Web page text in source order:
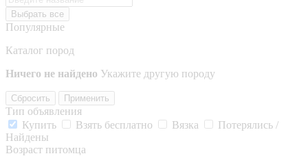
Выбрать все
Популярные
Каталог пород
Ничего не найдено Укажите другую породу
Сбросить Применить
Тип объявления
Купить
Взять бесплатно Вязка
Потерялись /
Найдены
Возраст питомца